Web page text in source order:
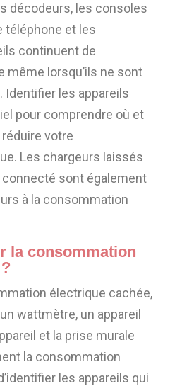
décodeurs, les consoles
téléphone et les
continuent de
même lorsqu’ils ne sont
les appareils
pour comprendre où et
votre
Les chargeurs laissés
sont également
à la consommation
la consommation
électrique cachée,
wattmètre, un appareil
et la prise murale
la consommation
les appareils qui